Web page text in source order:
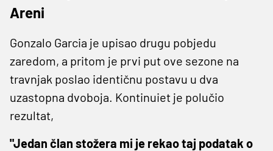
Areni
Gonzalo Garcia je upisao drugu pobjedu
zaredom, a pritom je prvi put ove sezone na
travnjak poslao identičnu postavu u dva
uzastopna dvoboja. Kontinuiet je polučio
rezultat,
"Jedan član stožera mi je rekao taj podatak o